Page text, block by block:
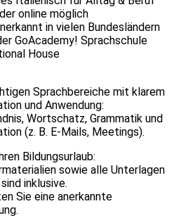
online möglich
in vielen Bundesländern
GoAcademy! Sprachschule
House
Sprachbereiche mit klarem
und Anwendung:
Wortschatz, Grammatik und
(z. B. E-Mails, Meetings).
Bildungsurlaub:
sowie alle Unterlagen
inklusive.
Sie eine anerkannte